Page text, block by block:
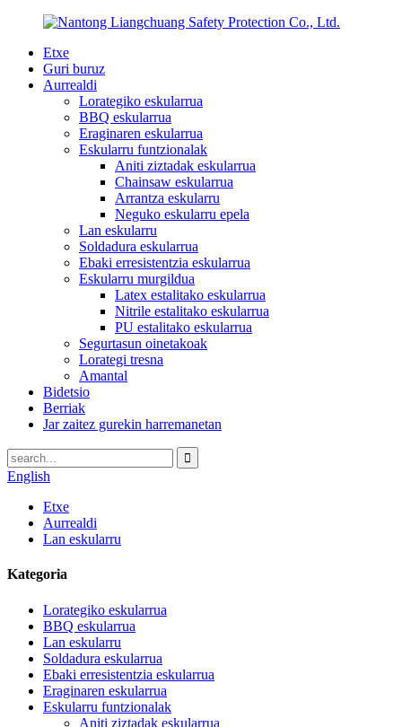
Etxe
Guri buruz
Aurrealdi
Lorategiko eskularrua
BBQ eskularrua
Eraginaren eskularrua
Eskularru funtzionalak
Aniti ziztadak eskularrua
Chainsaw eskularrua
Arrantza eskularru
Neguko eskularru epela
Lan eskularru
Soldadura eskularrua
Ebaki erresistentzia eskularrua
Eskularru murgildua
Latex estalitako eskularrua
Nitrile estalitako eskularrua
PU estalitako eskularrua
Segurtasun oinetakoak
Lorategi tresna
Amantal
Bidetsio
Berriak
Jar zaitez gurekin harremanetan
English
Etxe
Aurrealdi
Lan eskularru
Kategoria
Lorategiko eskularrua
BBQ eskularrua
Lan eskularru
Soldadura eskularrua
Ebaki erresistentzia eskularrua
Eraginaren eskularrua
Eskularru funtzionalak
Aniti ziztadak eskularrua